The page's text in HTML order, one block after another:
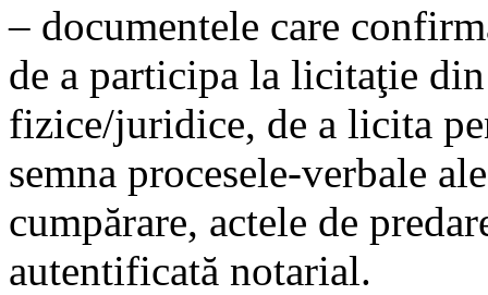
– documentele care
de a participa la licitaţie
fizice/juridice, de a licita
semna procesele-verbale
cumpărare, actele de
autentificată notarial.